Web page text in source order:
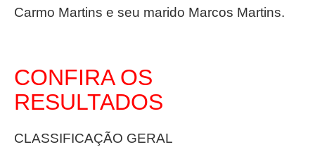
Carmo Martins e seu marido Marcos Martins.
CONFIRA OS
RESULTADOS
CLASSIFICAÇÃO GERAL